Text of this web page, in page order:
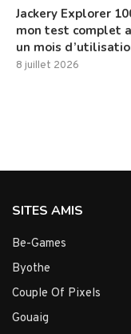
Jackery Explorer
mon test complet
un mois
8 juillet 2026
SITES AMIS
Be-Games
Byothe
Couple Of Pixels
Gouaig